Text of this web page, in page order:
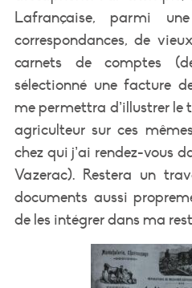
Lafrançaise, parmi
correspondances, de
carnets de comptes
sélectionné une facture
me permettra d’illustrer le
agriculteur sur ces
chez qui j’ai rendez-vous
Vazerac). Restera un
documents aussi
de les intégrer dans ma